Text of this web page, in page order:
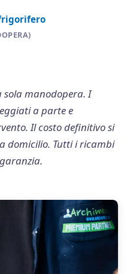
manodopera. I
a parte e
Il costo definitivo si
domicilio. Tutti i ricambi